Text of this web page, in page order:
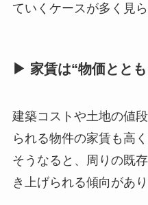
ていくケースが多く見ら
▶ 家賃は“物価とと
建築コストや土地の値
られる物件の家賃も高く
そうなると、周りの既
き上げられる傾向があり